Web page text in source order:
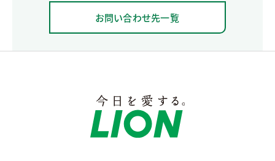
お問い合わせ先一覧